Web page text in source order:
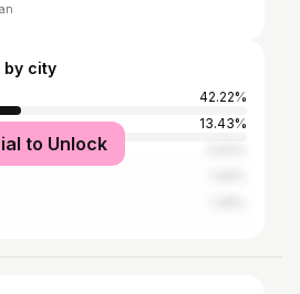
by city
42.22%
13.43%
to Unlock